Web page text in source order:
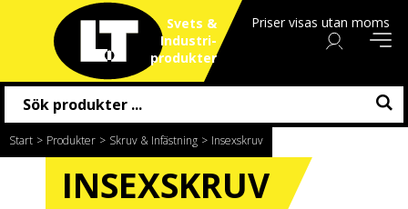
Priser visas utan moms
Svets &
Industri
produkter
Start / Produkter / Skruv & Infästning / Insexskruv
INSEXSKRUV